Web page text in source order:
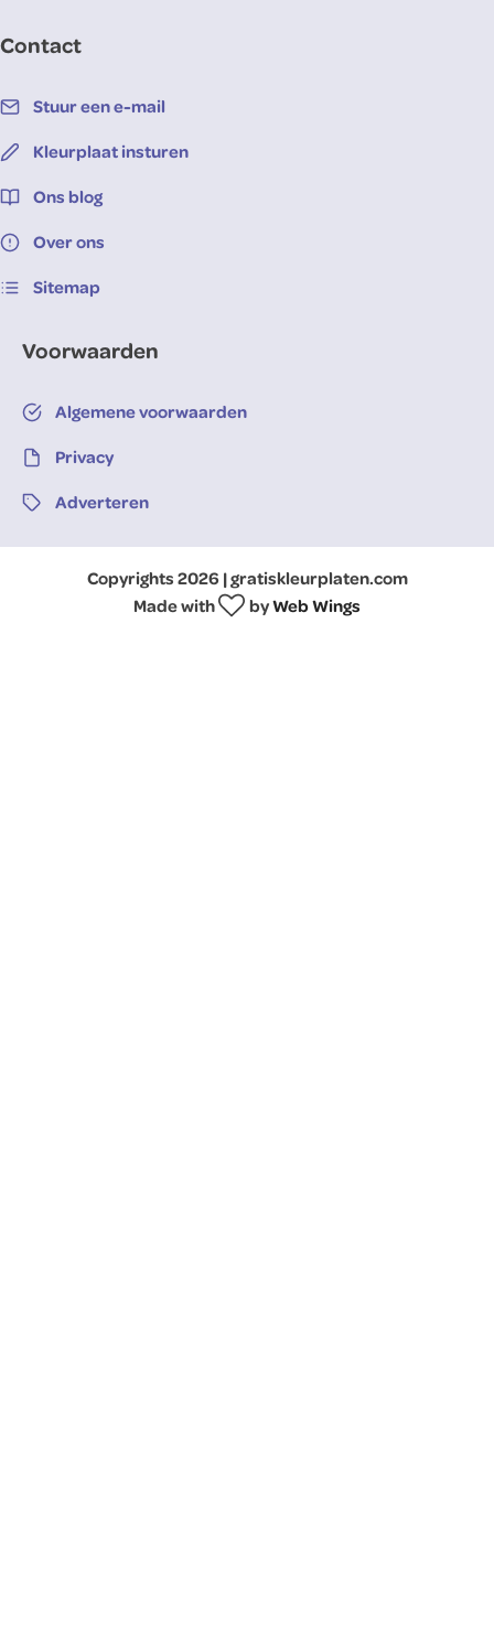
Contact
Stuur een e-mail
Kleurplaat insturen
Ons blog
Over ons
Sitemap
Voorwaarden
Algemene voorwaarden
Privacy
Adverteren
Copyrights 2026 | gratiskleurplaten.com
Made with
byWeb Wings